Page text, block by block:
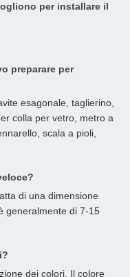
per installare il
preparare per
esagonale, taglierino,
colla per vetro, metro a
scala a pioli,
di una dimensione
generalmente di 7-15
dei colori. Il colore